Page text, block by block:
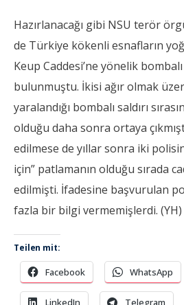
Hazırlanacağı gibi NSU terör
de Türkiye kökenli esnafların
Keup Caddesi’ne yönelik bombalı
bulunmuştu. İkisi ağır olmak
yaralandığı bombalı saldırı
olduğu daha sonra ortaya
edilmese de yıllar sonra iki
için” patlamanın olduğu sırada
edilmişti. İfadesine başvurulan
fazla bir bilgi vermemişlerdi. (YH)
Teilen mit:
Facebook WhatsApp
LinkedIn Telegram